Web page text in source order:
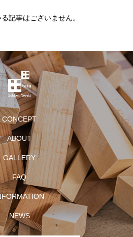
記事はございません。
CONCEPT
ABOUT
GALLERY
FAQ
NEWS